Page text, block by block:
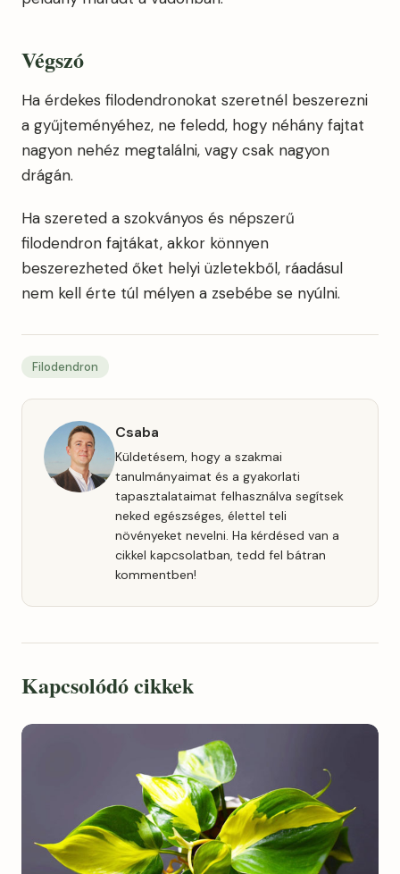
Végszó
Ha érdekes filodendronokat szeretnél beszerezni
a gyűjteményéhez, ne feledd, hogy néhány fajtat
nagyon nehéz megtalálni, vagy csak nagyon
drágán.
Ha szereted a szokványos és népszerű
filodendron fajtákat, akkor könnyen
beszerezheted őket helyi üzletekből, ráadásul
nem kell érte túl mélyen a zsebébe se nyúlni.
Filodendron
Csaba
Küldetésem, hogy a szakmai
tanulmányaimat és a gyakorlati
tapasztalataimat felhasználva segítsek
neked egészséges, élettel teli
növényeket nevelni. Ha kérdésed van a
cikkel kapcsolatban, tedd fel bátran
kommentben!
Kapcsolódó cikkek